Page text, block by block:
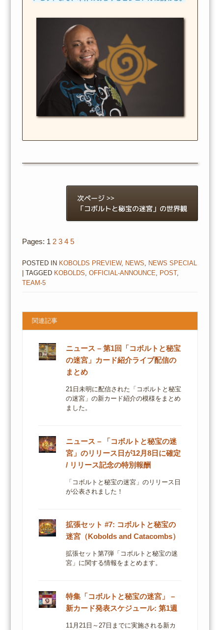
次ページ >>
「コボルトと秘宝の迷宮」の世界観
Pages: 1 2 3 4 5
POSTED IN KOBOLDS PREVIEW, NEWS, NEWS SPECIAL
| TAGGED KOBOLDS, OFFICIAL-ANNOUNCE, POST,
TEAM-5
関連記事
ニュース – 第1回「コボルトと秘宝
の迷宮」カード紹介ライブ配信の
まとめ
21日未明に配信された「コボルトと秘宝
の迷宮」の新カード紹介の模様をまとめ
ました。
ニュース – 「コボルトと秘宝の迷
宮」のリリース日が12月8日に確定
/ リリース記念の特別報酬
「コボルトと秘宝の迷宮」のリリース日
が公表されました！
拡張セット #7: コボルトと秘宝の
迷宮（Kobolds and Catacombs）
拡張セット第7弾「コボルトと秘宝の迷
宮」に関する情報をまとめます。
特集「コボルトと秘宝の迷宮」 –
新カード発表スケジュール: 第1週
11月21日～27日までに実施される新カ